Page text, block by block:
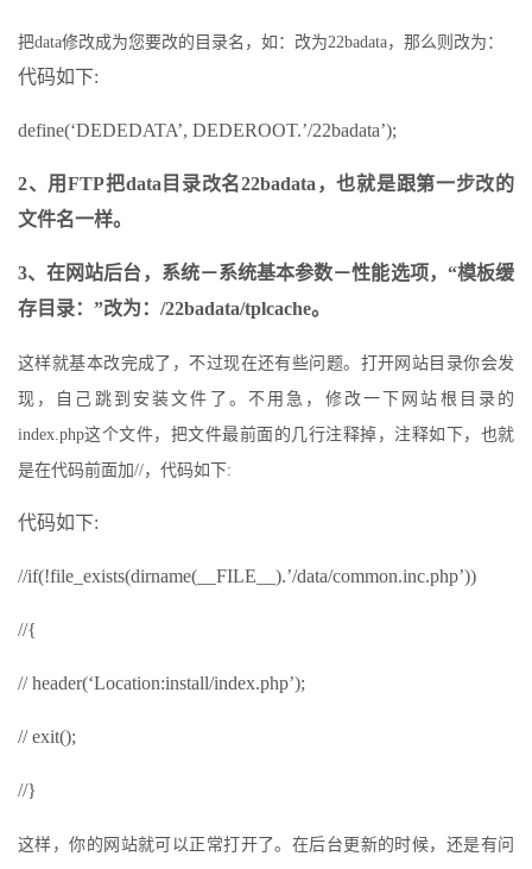
把data修改成为您要改的目录名，如：改为22badata，那么则改为：
代码如下:
define(‘DEDEDATA’, DEDEROOT.’/22badata’);
2、用FTP把data目录改名22badata，也就是跟第一步改的
文件名一样。
3、在网站后台，系统－系统基本参数－性能选项，“模板缓
存目录：”改为：/22badata/tplcache。
这样就基本改完成了，不过现在还有些问题。打开网站目录你会发
现，自己跳到安装文件了。不用急，修改一下网站根目录的
index.php这个文件，把文件最前面的几行注释掉，注释如下，也就
是在代码前面加//，代码如下:
代码如下:
//if(!file_exists(dirname(__FILE__).’/data/common.inc.php’))
//{
// header(‘Location:install/index.php’);
// exit();
//}
这样，你的网站就可以正常打开了。在后台更新的时候，还是有问